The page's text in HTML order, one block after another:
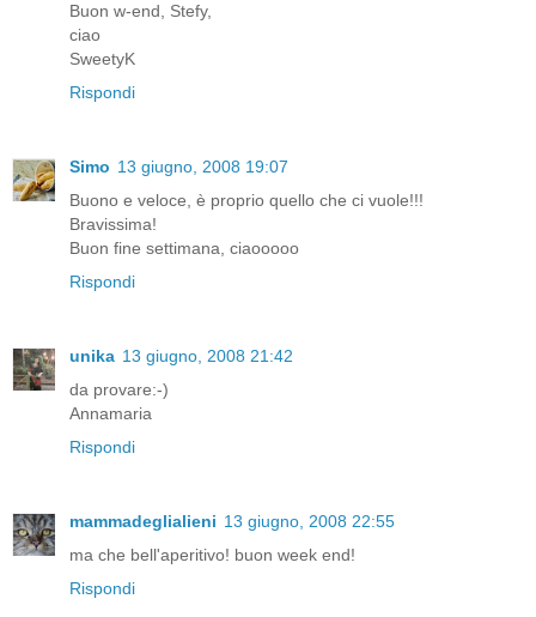
Buon w-end, Stefy,
ciao
SweetyK
Rispondi
Simo 13 giugno, 2008 19:07
Buono e veloce, è proprio quello che ci vuole!!!
Bravissima!
Buon fine settimana, ciaooooo
Rispondi
unika 13 giugno, 2008 21:42
da provare:-)
Annamaria
Rispondi
mammadeglialieni 13 giugno, 2008 22:55
ma che bell'aperitivo! buon week end!
Rispondi